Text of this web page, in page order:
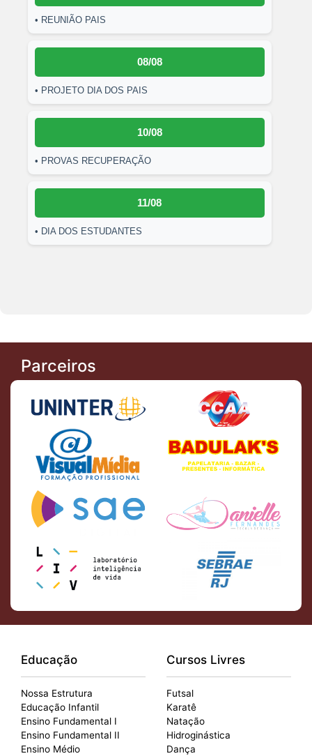
• REUNIÃO PAIS
08/08
• PROJETO DIA DOS PAIS
10/08
• PROVAS RECUPERAÇÃO
11/08
• DIA DOS ESTUDANTES
Parceiros
Educação
Nossa Estrutura
Educação Infantil
Ensino Fundamental I
Ensino Fundamental II
Ensino Médio
Cursos Livres
Futsal
Karatê
Natação
Hidroginástica
Dança